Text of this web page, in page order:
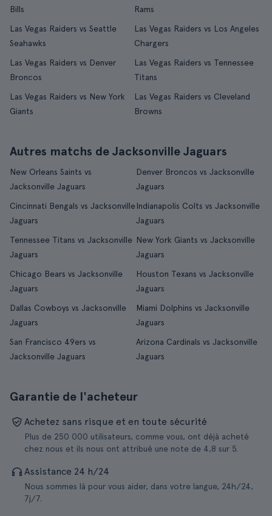
Bills
Rams
Las Vegas Raiders vs Seattle
Seahawks
Las Vegas Raiders vs Los Angeles
Chargers
Las Vegas Raiders vs Denver
Broncos
Las Vegas Raiders vs Tennessee
Titans
Las Vegas Raiders vs New York
Giants
Las Vegas Raiders vs Cleveland
Browns
Autres matchs de Jacksonville Jaguars
New Orleans Saints vs
Jacksonville Jaguars
Denver Broncos vs Jacksonville
Jaguars
Cincinnati Bengals vs Jacksonville
Jaguars
Indianapolis Colts vs Jacksonville
Jaguars
Tennessee Titans vs Jacksonville
Jaguars
New York Giants vs Jacksonville
Jaguars
Chicago Bears vs Jacksonville
Jaguars
Houston Texans vs Jacksonville
Jaguars
Dallas Cowboys vs Jacksonville
Jaguars
Miami Dolphins vs Jacksonville
Jaguars
San Francisco 49ers vs
Jacksonville Jaguars
Arizona Cardinals vs Jacksonville
Jaguars
Garantie de l'acheteur
Achetez sans risque et en toute sécurité
Plus de 250 000 utilisateurs, comme vous, ont déjà acheté
chez nous et ils nous ont attribué une note de 4,8 sur 5.
Assistance 24 h/24
Nous sommes là pour vous aider, dans votre langue, 24h/24,
7j/7.